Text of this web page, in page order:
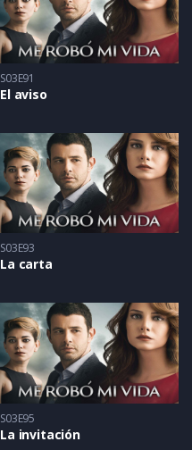
S03E91
El aviso
S03E93
La carta
S03E95
La invitación